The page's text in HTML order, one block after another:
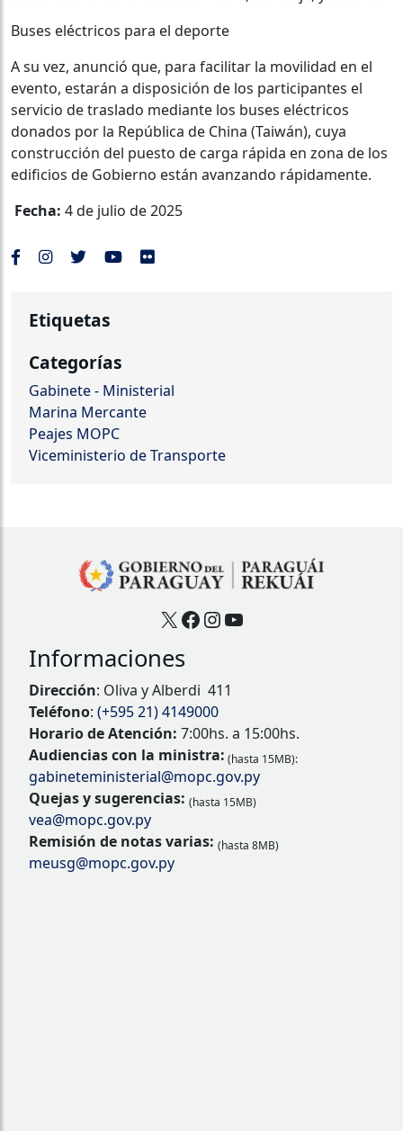
Buses eléctricos para el deporte
A su vez, anunció que, para facilitar la movilidad en el
evento, estarán a disposición de los participantes el
servicio de traslado mediante los buses eléctricos
donados por la República de China (Taiwán), cuya
construcción del puesto de carga rápida en zona de los
edificios de Gobierno están avanzando rápidamente.
Fecha: 4 de julio de 2025
Etiquetas
Categorías
Gabinete - Ministerial
Marina Mercante
Peajes MOPC
Viceministerio de Transporte
X Facebook
Instagram
YouTube
Informaciones
Dirección: Oliva y Alberdi 411
Teléfono: (+595 21) 4149000
Horario de Atención: 7:00hs. a 15:00hs.
Audiencias con la ministra: (hasta 15MB):
gabineteministerial@mopc.gov.py
Quejas y sugerencias: (hasta 15MB)
vea@mopc.gov.py
Remisión de notas varias: (hasta 8MB)
meusg@mopc.gov.py